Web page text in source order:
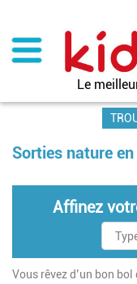
contenu
principal
Le
Sorties nature
Affinez
Vous rêvez d’un bon